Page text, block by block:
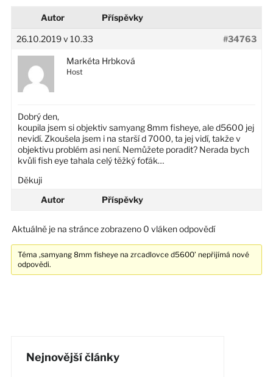
Autor Příspěvky
26.10.2019 v 10.33 #34763
Markéta Hrbková
Host
Dobrý den,
koupila jsem si objektiv samyang 8mm fisheye, ale d5600 jej
nevidí. Zkoušela jsem i na starší d 7000, ta jej vidí, takže v
objektivu problém asi není. Nemůžete poradit? Nerada bych
kvůli fish eye tahala celý těžký foťák…
Děkuji
Autor
Příspěvky
Aktuálně je na stránce zobrazeno 0 vláken odpovědí
Téma ‚samyang 8mm fisheye na zrcadlovce d5600’ nepřijímá nové
odpovědi.
Nejnovější články